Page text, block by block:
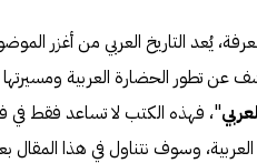
يُعد التاريخ العربي من أغزر
عن تطور الحضارة العربية
"، فهذه الكتب لا تساعد فقط في
العربية، وسوف نتناول في هذا